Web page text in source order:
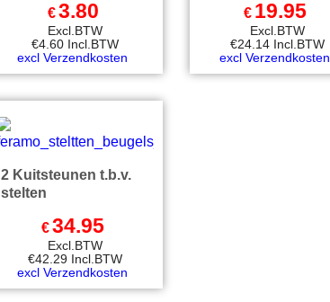
€3.80
Excl.BTW
€4.60 Incl.BTW
excl Verzendkosten
€ 19.95
Excl.BTW
€24.14 Incl.BTW
excl Verzendkosten
2 Kuitsteunen t.b.v.
stelten
€34.95
Excl.BTW
€42.29 Incl.BTW
excl Verzendkosten